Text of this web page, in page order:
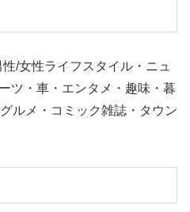
/女性ライフスタイル・ニュ
ツ・車・エンタメ・趣味・暮
ルメ・コミック雑誌・タウン